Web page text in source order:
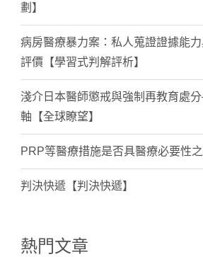
劃】
病房醫療暴力案：私人蒐證證據能
評價【學習式判解評析】
淺介日本醫師懲戒與強制再教育處
軸【全球瞭望】
PRP等醫療措施是否具醫療必要性
判決快遞【判決快遞】
熱門文章